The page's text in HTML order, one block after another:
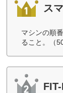
ス
マシンの順
ること。（